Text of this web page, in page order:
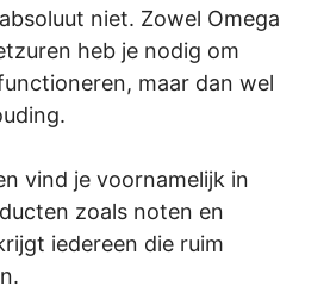
niet. Zowel Omega
heb je nodig om
maar dan wel
vind je voornamelijk in
zoals noten en
iedereen die ruim